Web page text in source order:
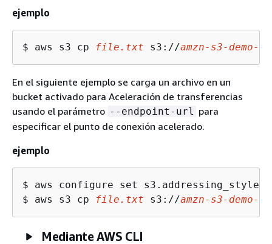
ejemplo
$ aws s3 cp file.txt s3://amzn-s3-demo-
En el siguiente ejemplo se carga un archivo en un
bucket activado para Aceleración de transferencias
usando el parámetro --endpoint-url para
especificar el punto de conexión acelerado.
ejemplo
$
$ aws s3 cp file.txt s3://amzn-s3-demo-
Mediante AWS CLI